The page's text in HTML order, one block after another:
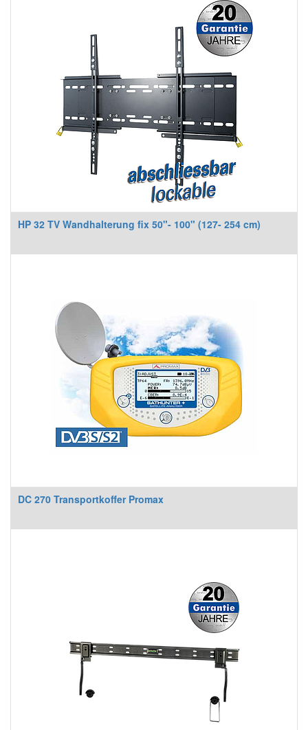
HP 32 TV Wandhalterung fix 50"- 100" (127- 254 cm)
DC 270 Transportkoffer Promax